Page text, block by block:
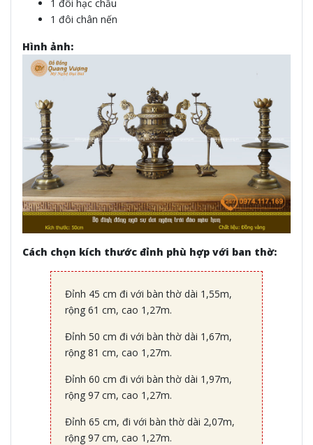
1 đôi hạc chầu
1 đôi chân nến
Hình ảnh:
Cách chọn kích thước đỉnh phù hợp với ban thờ:
Đỉnh 45 cm đi với bàn thờ dài 1,55m,
rộng 61 cm, cao 1,27m.
Đỉnh 50 cm đi với bàn thờ dài 1,67m,
rộng 81 cm, cao 1,27m.
Đỉnh 60 cm đi với bàn thờ dài 1,97m,
rộng 97 cm, cao 1,27m.
Đỉnh 65 cm, đi với bàn thờ dài 2,07m,
rộng 97 cm, cao 1,27m.